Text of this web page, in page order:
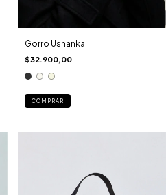
Gorro Ushanka
$32.900,00
COMPRAR